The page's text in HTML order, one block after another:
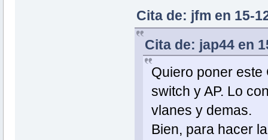
Cita de: jfm en 15-
Cita de: jap44 en
Quiero poner
switch y AP. Lo
vlanes y demas.
Bien, para hacer